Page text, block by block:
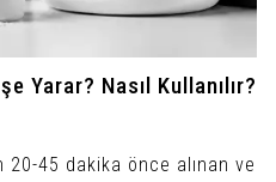
Yarar? Nasıl Kullanılır?
45 dakika önce alınan ve